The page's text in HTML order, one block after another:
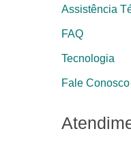
Assistência
FAQ
Tecnologia
Fale Conosco